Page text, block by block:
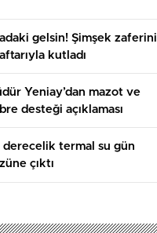
gelsin! Şimşek zaferini
kutladı
Yeniay’dan mazot ve
desteği açıklaması
derecelik termal su gün
çıktı